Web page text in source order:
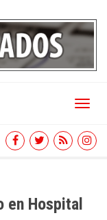
Toggle
en Hospital